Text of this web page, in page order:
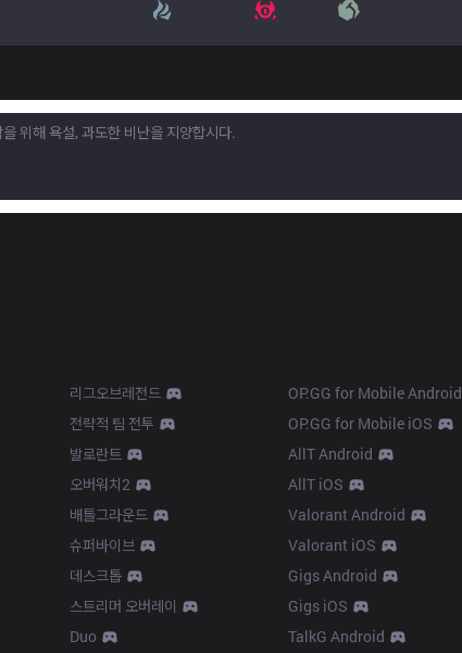
리그오브레전드
전략적 팀 전투
발로란트
오버워치2
배틀그라운드
슈퍼바이브
데스크톱
스트리머 오버레이
Duo
OP.GG for Mobile Android
OP.GG for Mobile iOS
AllT Android
AllT iOS
Valorant Android
Valorant iOS
Gigs Android
Gigs iOS
TalkG Android